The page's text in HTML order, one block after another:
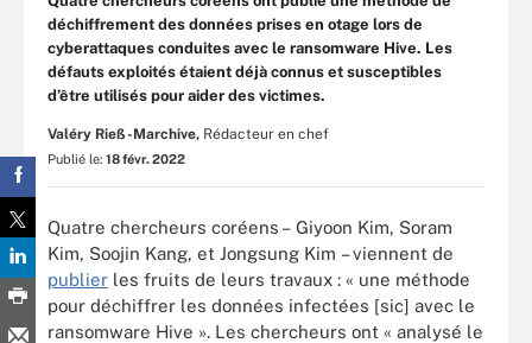
déchiffrement des données prises en otage lors de
cyberattaques conduites avec le ransomware Hive. Les
défauts exploités étaient déjà connus et susceptibles
d’être utilisés pour aider des victimes.
Valéry Rieß-Marchive, Rédacteur en chef
Publié le: 18 févr. 2022
Quatre chercheurs coréens – Giyoon Kim, Soram
Kim, Soojin Kang, et Jongsung Kim – viennent de
publier les fruits de leurs travaux : « une méthode
pour déchiffrer les données infectées [sic] avec le
ransomware Hive ». Les chercheurs ont « analysé le